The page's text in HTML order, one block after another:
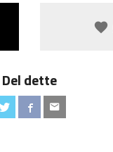
Del dette